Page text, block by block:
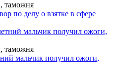
по делу о взятке в сфере
мальчик получил ожоги,